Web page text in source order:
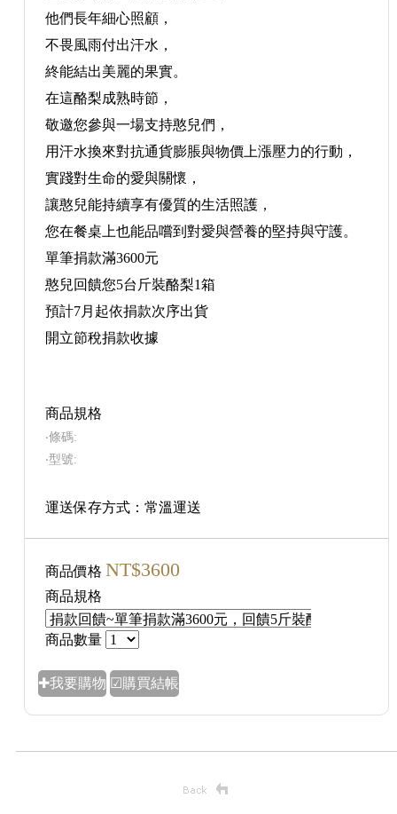
他們長年細心照顧，
不畏風雨付出汗水，
終能結出美麗的果實。
在這酪梨成熟時節，
敬邀您參與一場支持憨兒們，
用汗水換來對抗通貨膨脹與物價上漲壓力的行動，
實踐對生命的愛與關懷，
讓憨兒能持續享有優質的生活照護，
您在餐桌上也能品嚐到對愛與營養的堅持與守護。
單筆捐款滿3600元
憨兒回饋您5台斤裝酪梨1箱
預計7月起依捐款次序出貨
開立節稅捐款收據
商品規格
‧條碼:
‧型號:
運送保存方式：常溫運送
商品價格 NT$3600
商品規格
商品數量
✚我要購物 ☑購買結帳